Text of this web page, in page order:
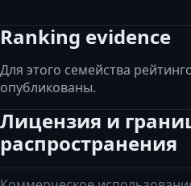
Ranking evidence
Для этого семейства
опубликованы.
Лицензия и
распространения